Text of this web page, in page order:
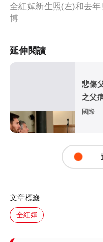
全紅嬋新生照(左)和去
博
延伸閱讀
悲傷
之父
蕩足壇
國際
文章標籤
全紅嬋